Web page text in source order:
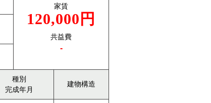
家賃
120,000円
共益費
-
種別
完成年月
建物構造